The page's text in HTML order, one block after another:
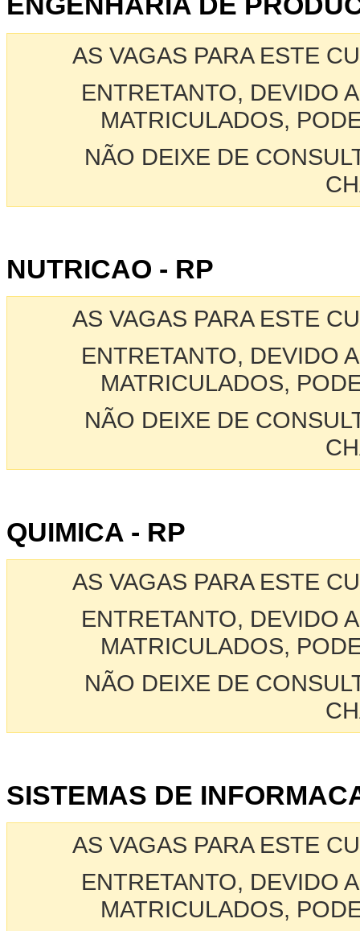
AS VAGAS PARA ESTE
ENTRETANTO, DEVIDO
MATRICULADOS,
NÃO DEIXE DE
NUTRICAO - RP
AS VAGAS PARA ESTE
ENTRETANTO, DEVIDO
MATRICULADOS,
NÃO DEIXE DE
QUIMICA - RP
AS VAGAS PARA ESTE
ENTRETANTO, DEVIDO
MATRICULADOS,
NÃO DEIXE DE
SISTEMAS DE
AS VAGAS PARA ESTE
ENTRETANTO, DEVIDO
MATRICULADOS,